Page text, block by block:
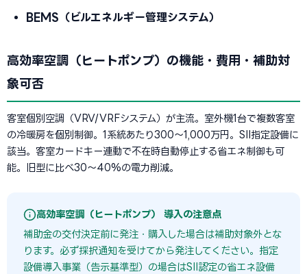
BEMS（ビルエネルギー管理システム）
高効率空調（ヒートポンプ）の機能・費用・補助対
象可否
客室個別空調（VRV/VRFシステム）が主流。室外機1台で複数客室
の冷暖房を個別制御。1系統あたり300〜1,000万円。SII指定設備に
該当。客室カードキー連動で不在時自動停止する省エネ制御も可
能。旧型に比べ30〜40%の電力削減。
高効率空調（ヒートポンプ） 導入の注意点
補助金の交付決定前に発注・購入した場合は補助対象外とな
ります。必ず採択通知を受けてから発注してください。指定
設備導入事業（告示基準型）の場合はSII認定の省エネ設備